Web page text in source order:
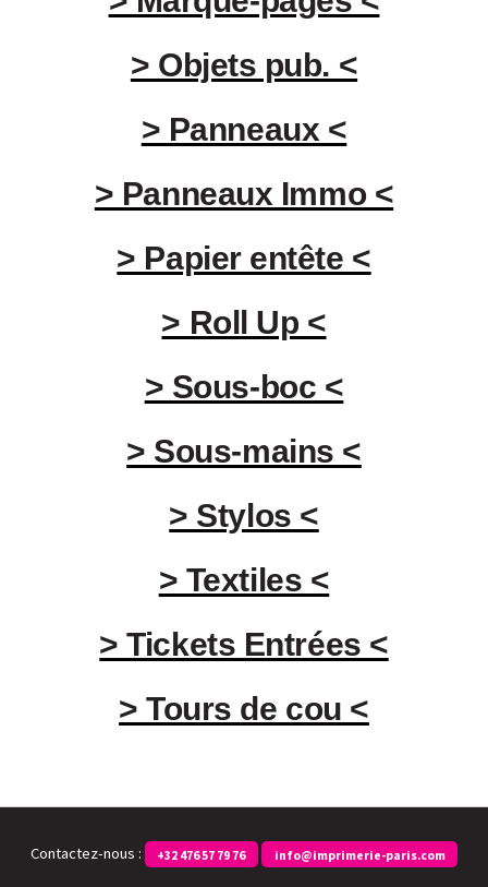
> Objets pub. <
> Panneaux <
> Panneaux Immo <
> Papier entête <
> Roll Up <
> Sous-boc <
> Sous-mains <
> Stylos <
> Textiles <
> Tickets Entrées <
> Tours de cou <
Contactez-nous : +32 476 57 79 76 info@imprimerie-paris.com